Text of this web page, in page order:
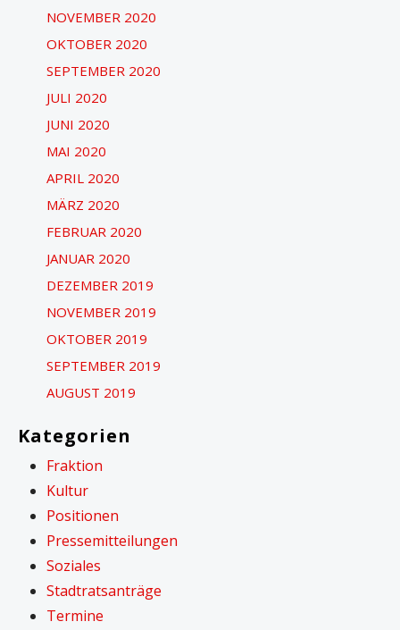
NOVEMBER 2020
OKTOBER 2020
SEPTEMBER 2020
JULI 2020
JUNI 2020
MAI 2020
APRIL 2020
MÄRZ 2020
FEBRUAR 2020
JANUAR 2020
DEZEMBER 2019
NOVEMBER 2019
OKTOBER 2019
SEPTEMBER 2019
AUGUST 2019
Kategorien
Fraktion
Kultur
Positionen
Pressemitteilungen
Soziales
Stadtratsanträge
Termine